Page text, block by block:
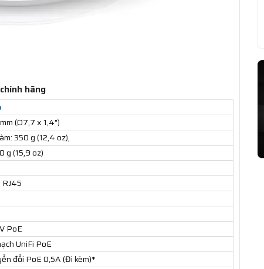
hãng
(Ø7,7 x 1,4")
350 g (12,4 oz),
g (15,9 oz)
RJ45
PoE
UniFi PoE
đổi PoE 0,5A (Đi kèm)*